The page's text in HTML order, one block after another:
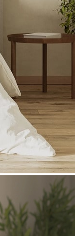
لتحديد كمية الدِهان